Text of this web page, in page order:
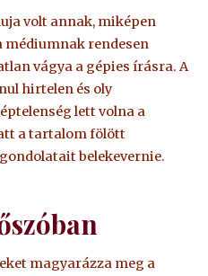
volt annak, miképen
médiumnak rendesen
vágya a gépies írásra. A
hirtelen és oly
lett volna a
a tartalom fölött
belekevernie.
magyarázza meg a